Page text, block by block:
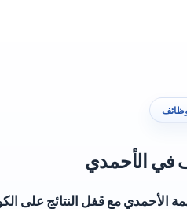
في الأحمدي
الأحمدي مع قفل النتائج على